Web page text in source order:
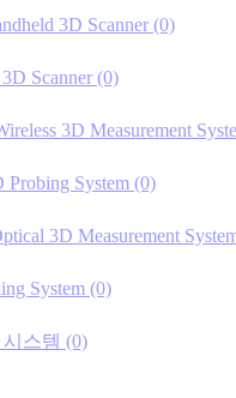
3D Scanner (0)
Scanner (0)
3D Measurement
Probing System (0)
3D Measurement
System (0)
스템 (0)